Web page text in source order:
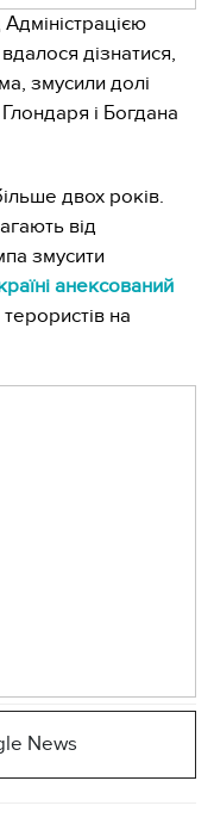
дізнатися,
змусили долі
і Богдана
двох років.
від
змусити
анексований
на
News